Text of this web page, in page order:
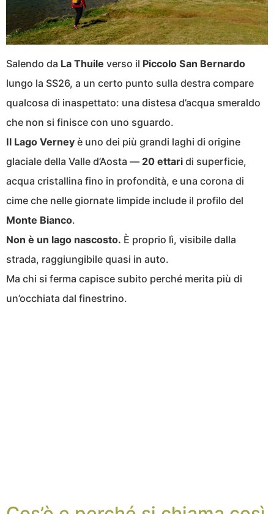
Salendo da La Thuile verso il Piccolo San Bernardo
lungo la SS26, a un certo punto sulla destra compare
qualcosa di inaspettato: una distesa d’acqua smeraldo
che non si finisce con uno sguardo.
Il Lago Verney è uno dei più grandi laghi di origine
glaciale della Valle d’Aosta — 20 ettari di superficie,
acqua cristallina fino in profondità, e una corona di
cime che nelle giornate limpide include il profilo del
Monte Bianco.
Non è un lago nascosto. È proprio lì, visibile dalla
strada, raggiungibile quasi in auto.
Ma chi si ferma capisce subito perché merita più di
un’occhiata dal finestrino.